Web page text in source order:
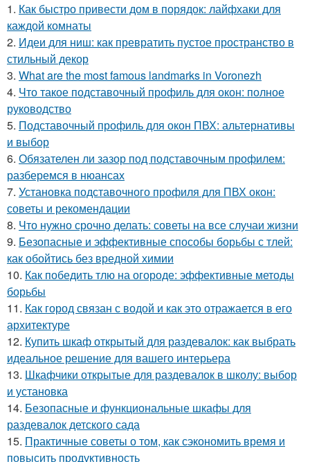
1. Как быстро привести дом в порядок: лайфхаки для
каждой комнаты
2. Идеи для ниш: как превратить пустое пространство в
стильный декор
3. What are the most famous landmarks in Voronezh
4. Что такое подставочный профиль для окон: полное
руководство
5. Подставочный профиль для окон ПВХ: альтернативы
и выбор
6. Обязателен ли зазор под подставочным профилем:
разберемся в нюансах
7. Установка подставочного профиля для ПВХ окон:
советы и рекомендации
8. Что нужно срочно делать: советы на все случаи жизни
9. Безопасные и эффективные способы борьбы с тлей:
как обойтись без вредной химии
10. Как победить тлю на огороде: эффективные методы
борьбы
11. Как город связан с водой и как это отражается в его
архитектуре
12. Купить шкаф открытый для раздевалок: как выбрать
идеальное решение для вашего интерьера
13. Шкафчики открытые для раздевалок в школу: выбор
и установка
14. Безопасные и функциональные шкафы для
раздевалок детского сада
15. Практичные советы о том, как сэкономить время и
повысить продуктивность